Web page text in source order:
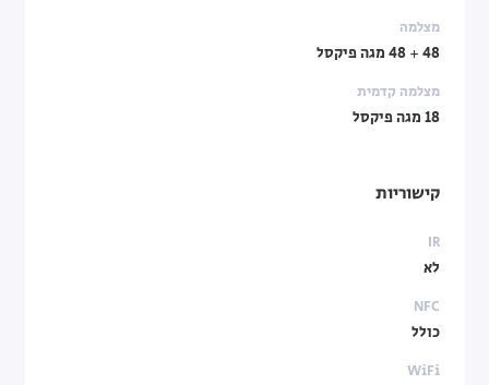
מצלמה
48 + 48 מגה פיקסל
מצלמה קדמית
18 מגה פיקסל
קישוריות
IR
לא
NFC
כולל
WiFi